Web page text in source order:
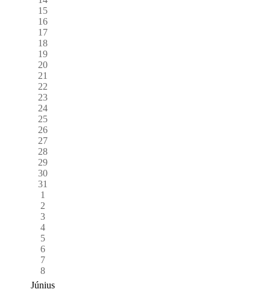
15
16
17
18
19
20
21
22
23
24
25
26
27
28
29
30
31
1
2
3
4
5
6
7
8
Június